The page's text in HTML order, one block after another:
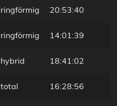
ringförmig 20:53:40
ringförmig 14:01:39
hybrid 18:41:02
total 16:28:56